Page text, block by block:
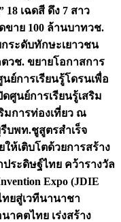
18 เฉดสี ดึง 7 สาว
ขาย 100 ล้านบาทวช.
ระดับทักษะเยาวชน
วช. ขยายโอกาสการ
ย์การเรียนรู้โดรนเพื่อ
ดศูนย์การเรียนรู้เสริม
มการท่องเที่ยว ณ
บพท.ชูสูตรสำเร็จ
ให้เติบโตด้วยการสร้าง
ระดิษฐ์ไทย คว้ารางวัล
Expo (JDIE
ยสู่เวทีนานาชา
คตไทย เร่งสร้าง